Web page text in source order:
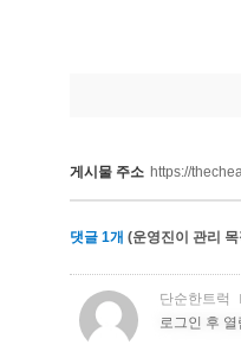
게시물 주소 https://
댓글 1개 (운영진이 관리